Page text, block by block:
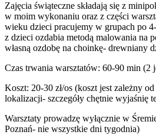
Zajęcia świąteczne składają się z
w moim wykonaniu oraz z części
wieku dzieci pracujemy w grupach po
z dzieci ozdabia metodą malowania na
własną ozdobę na choinkę- drewniany
Czas trwania warsztatów: 60-90 min (2
Koszt: 20-30 zł/os (koszt jest zależny
lokalizacji- szczegóły chętnie wyjaśnię
Warsztaty prowadzę wyłącznie w
Poznań- nie wszystkie dni tygodnia)